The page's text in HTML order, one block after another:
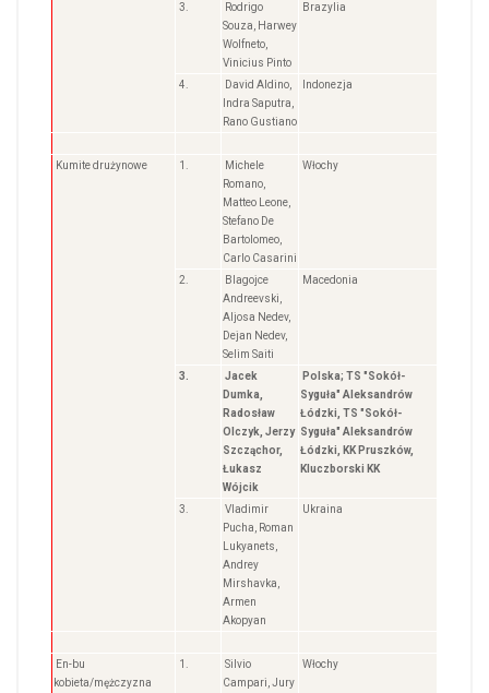
3.
Rodrigo
Souza, Harwey
Wolfneto,
Vinicius Pinto
Brazylia
4.
David Aldino,
Indra Saputra,
Rano Gustiano
Indonezja
Kumite drużynowe 1.
Michele
Romano,
Matteo Leone,
Stefano De
Bartolomeo,
Carlo Casarini
Włochy
2.
Blagojce
Andreevski,
Aljosa Nedev,
Dejan Nedev,
Selim Saiti
Macedonia
3.
Jacek
Dumka,
Radosław
Olczyk, Jerzy
Szcząchor,
Łukasz
Wójcik
Polska; TS "Sokół-
Syguła" Aleksandrów
Łódzki, TS "Sokół-
Syguła" Aleksandrów
Łódzki, KK Pruszków,
Kluczborski KK
3.
Vladimir
Pucha, Roman
Lukyanets,
Andrey
Mirshavka,
Armen
Akopyan
Ukraina
En-bu
kobieta/mężczyzna
1.
Silvio
Campari, Jury
Włochy